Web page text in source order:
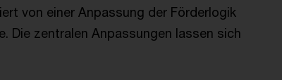
von einer Anpassung der Förderlogik
Die zentralen Anpassungen lassen sich